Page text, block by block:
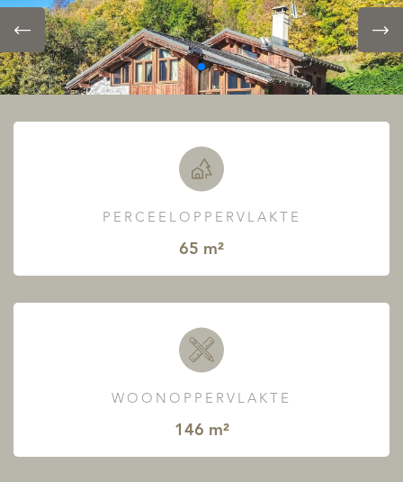
PERCEELOPPERVLAKTE
65 m²
WOONOPPERVLAKTE
146 m²